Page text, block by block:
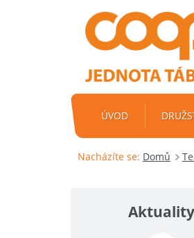
ÚVOD
Nacházíte se: Domů
Aktuality